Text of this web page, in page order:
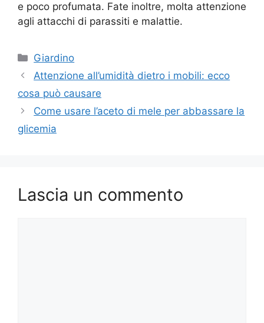
e poco profumata. Fate inoltre, molta attenzione
agli attacchi di parassiti e malattie.
Categorie
Giardino
Attenzione all’umidità dietro i mobili: ecco
cosa può causare
Come usare l’aceto di mele per abbassare la
glicemia
Lascia un commento